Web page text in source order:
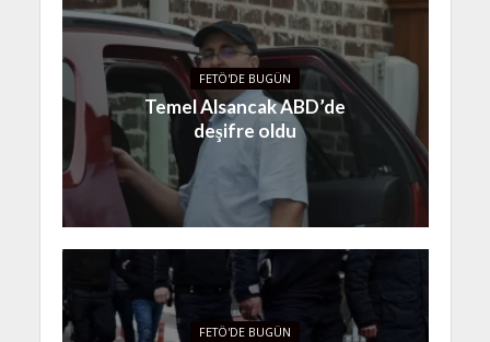
FETÖ'DE BUGÜN
Temel Alsancak ABD’de
deşifre oldu
FETÖ'DE BUGÜN